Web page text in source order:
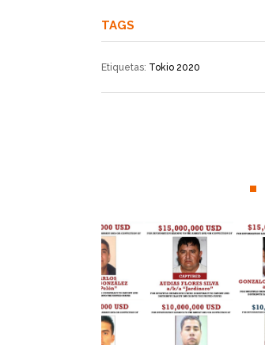
TAGS
Etiquetas: Tokio 2020